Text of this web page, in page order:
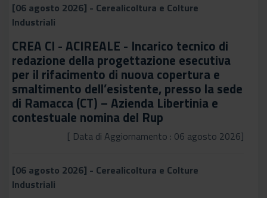
[06 agosto 2026] - Cerealicoltura e Colture
Industriali
CREA CI - ACIREALE - Incarico tecnico di
redazione della progettazione esecutiva
per il rifacimento di nuova copertura e
smaltimento dell’esistente, presso la sede
di Ramacca (CT) – Azienda Libertinia e
contestuale nomina del Rup
[ Data di Aggiornamento : 06 agosto 2026]
[06 agosto 2026] - Cerealicoltura e Colture
Industriali